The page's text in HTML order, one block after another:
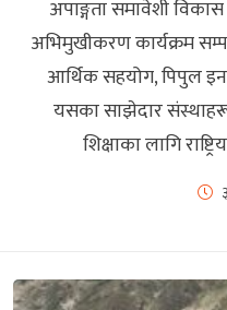
अपाङ्गता समावेशी
अभिमुखीकरण कार्यक्रम
आर्थिक सहयोग, पिपुल
यसका साझेदार
शिक्षाका लागि